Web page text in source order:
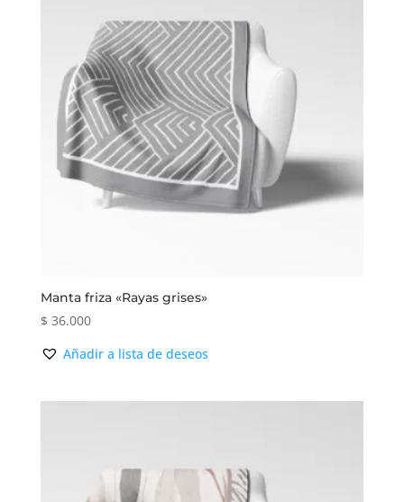
Manta friza «Rayas grises»
$ 36.000
Añadir a lista de deseos